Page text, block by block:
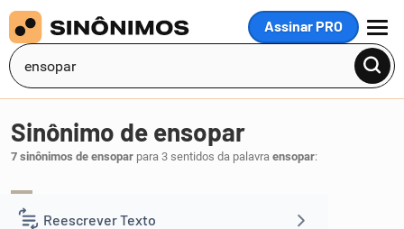
Assinar PRO
MENU
Reescrever Texto
Sinônimo de ensopar
7 sinônimos de ensopar para 3 sentidos da palavra ensopar: